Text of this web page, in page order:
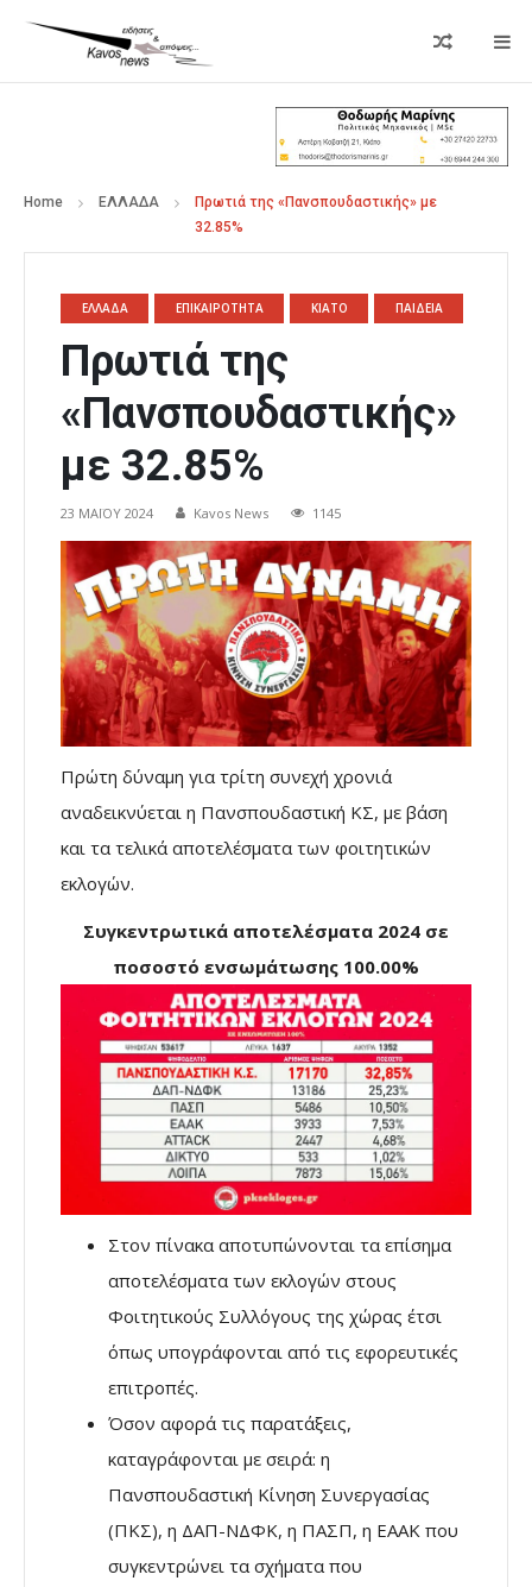
Home ΕΛΛΑΔΑ
Πρωτιά της «Πανσπουδαστικής» με
32.85%
ΕΛΛΑΔΑ ΕΠΙΚΑΙΡΟΤΗΤΑ ΚΙΑΤΟ ΠΑΙΔΕΙΑ
Πρωτιά της
«Πανσπουδαστικής»
με 32.85%
23 ΜΑΪ́ΟΥ 2024 Kavos News 1145
Πρώτη δύναμη για τρίτη συνεχή χρονιά
αναδεικνύεται η Πανσπουδαστική ΚΣ, με βάση
και τα τελικά αποτελέσματα των φοιτητικών
εκλογών.
Συγκεντρωτικά αποτελέσματα 2024 σε
ποσοστό ενσωμάτωσης 100.00%
Στον πίνακα αποτυπώνονται τα επίσημα
αποτελέσματα των εκλογών στους
Φοιτητικούς Συλλόγους της χώρας έτσι
όπως υπογράφονται από τις εφορευτικές
επιτροπές.
Όσον αφορά τις παρατάξεις,
καταγράφονται με σειρά: η
Πανσπουδαστική Κίνηση Συνεργασίας
(ΠΚΣ), η ΔΑΠ-ΝΔΦΚ, η ΠΑΣΠ, η ΕΑΑΚ που
συγκεντρώνει τα σχήματα που